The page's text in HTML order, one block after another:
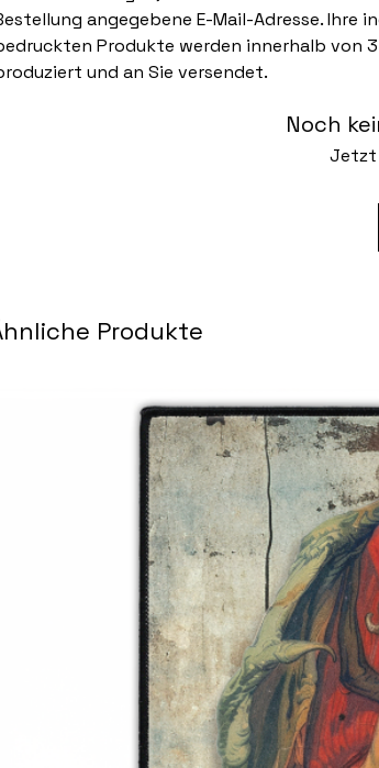
angegebene E-Mail-Adresse. Ihre
Produkte werden innerhalb von
und an Sie versendet.
Noch
Jetzt
Produkte